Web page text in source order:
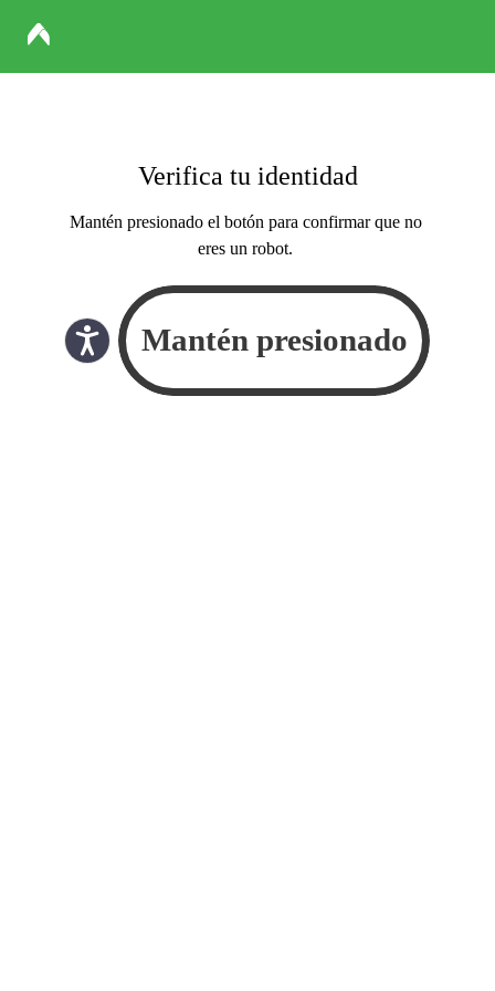
Verifica tu identidad
Mantén presionado el botón para confirmar que no
eres un robot.